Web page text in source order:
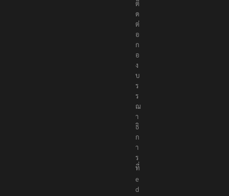
รื
อ
ติ
ด
ต่
อ
ก
อ
ง
บ
ร
ร
ณ
า
ธิ
ก
า
ร
ที่